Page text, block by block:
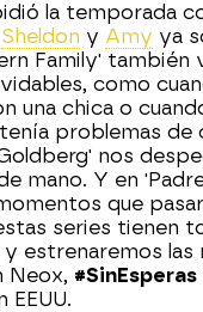
la temporada
Sheldon y Amy ya
Family' también
como
una chica o
problemas de
nos
mano. Y en
que
series tienen
estrenaremos las
Neox, #SinEsperas
EEUU.